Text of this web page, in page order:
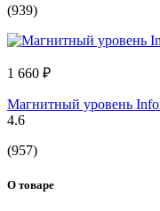
(939)
1 660 ₽
Магнитный уровень
4.6
(957)
О товаре